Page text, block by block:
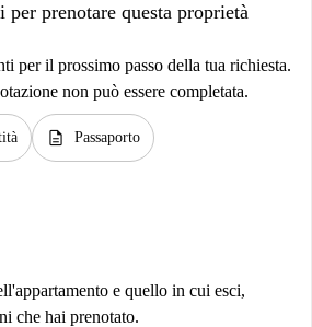
per prenotare questa proprietà
per il prossimo passo della tua richiesta.
non può essere completata.
description Passaporto
e quello in cui esci,
che hai prenotato.